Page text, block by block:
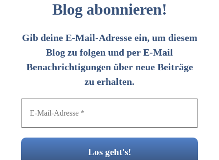
Blog abonnieren!
Gib deine E-Mail-Adresse ein, um diesem
Blog zu folgen und per E-Mail
Benachrichtigungen über neue Beiträge
zu erhalten.